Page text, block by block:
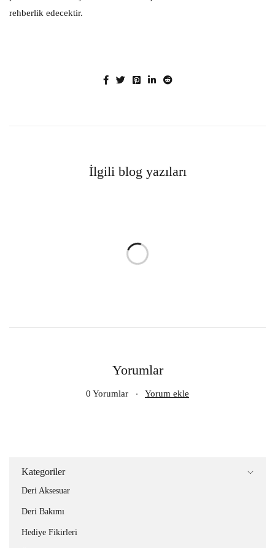
rehberlik edecektir.
İlgili blog yazıları
Yorumlar
0 Yorumlar Yorum ekle
Kategoriler
Deri Aksesuar
Deri Bakımı
Hediye Fikirleri